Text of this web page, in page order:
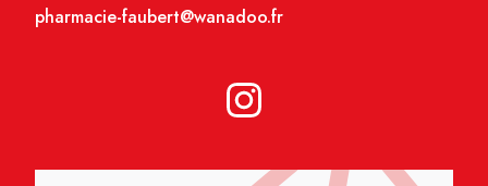
pharmacie-faubert@wanadoo.fr